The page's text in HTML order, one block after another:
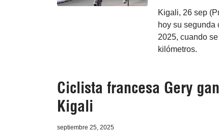
Kigali, 26 sep
hoy su segunda
2025, cuando
kilómetros.
Ciclista francesa Gery
Kigali
septiembre 25, 2025